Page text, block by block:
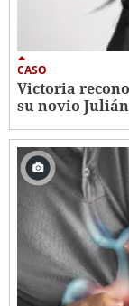
CASO
Victoria
su novio